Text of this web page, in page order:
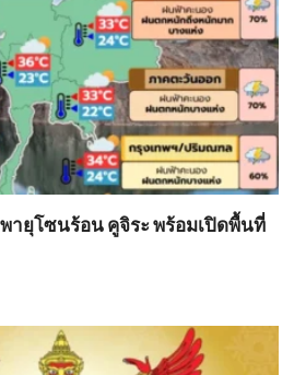
ายุโซนร้อน คูจิระ พร้อมเปิดพื้นที่